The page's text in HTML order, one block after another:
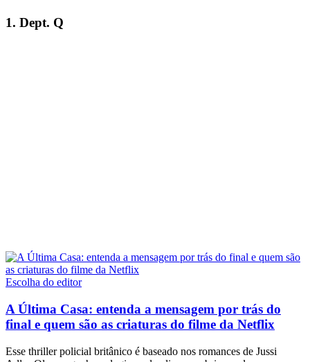
1. Dept. Q
Escolha do editor
A Última Casa: entenda a mensagem por trás do
final e quem são as criaturas do filme da Netflix
Esse thriller policial britânico é baseado nos romances de Jussi